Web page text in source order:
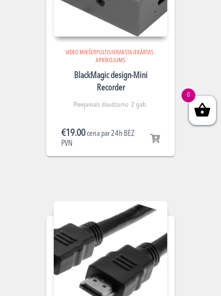
VIDEO MIKŠERPULTIS/IERAKSTA IEKĀRTAS,
APRĪKOJUMS
BlackMagic design-Mini
Recorder
Pieejamais daudzums- 2 gab.
€19.00cena par 24h BEZ
PVN
0